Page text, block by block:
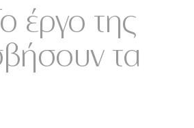
έργο της
τα